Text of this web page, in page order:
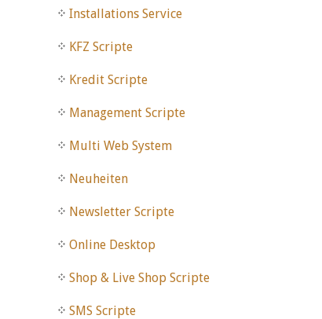
Installations Service
KFZ Scripte
Kredit Scripte
Management Scripte
Multi Web System
Neuheiten
Newsletter Scripte
Online Desktop
Shop & Live Shop Scripte
SMS Scripte